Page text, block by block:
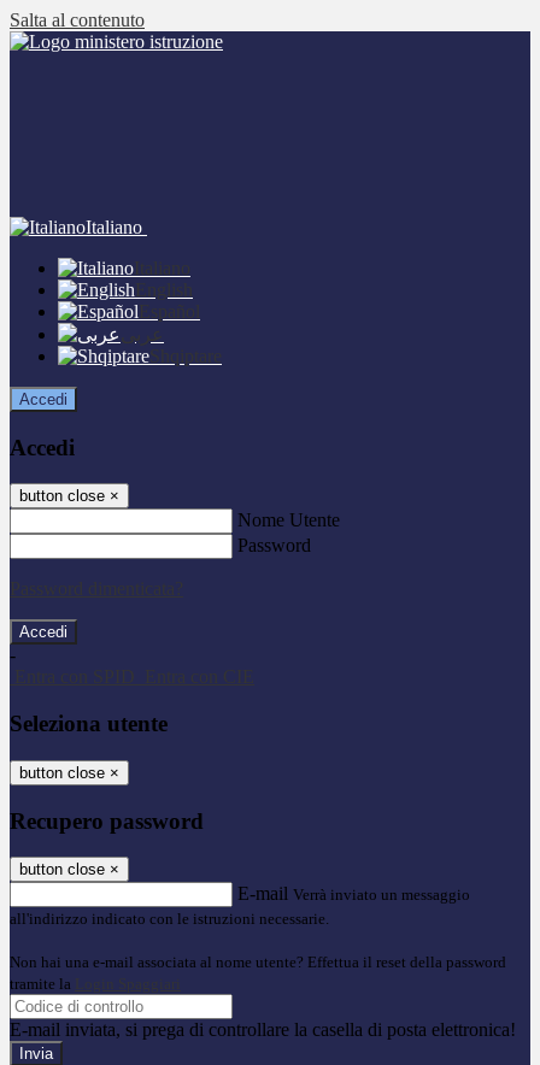
Salta al contenuto
Italiano
Italiano
English
Español
عربى
Shqiptare
Accedi
Accedi
button close ×
Nome Utente
Password
Password dimenticata?
-
Entra con SPID
Entra con CIE
Seleziona utente
button close ×
Recupero password
button close ×
E-mail Verrà inviato un messaggio
all'indirizzo indicato con le istruzioni necessarie.
Non hai una e-mail associata al nome utente? Effettua il reset della password
tramite la Login Spaggiari
E-mail inviata, si prega di controllare la casella di posta elettronica!